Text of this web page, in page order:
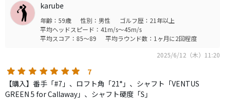
karube
年齢：59歳 性別：男性
ゴルフ歴：21年以上
平均ヘッドスピード：41m/s～45m/s
平均スコア：85～89
平均ラウンド数：1ヶ月に2回程度
2025/6/12（木）11:20
7
【購入】番手「#7」、ロフト角「21°」、シャフト「VENTUS
GREEN 5 for Callaway」、シャフト硬度「S」